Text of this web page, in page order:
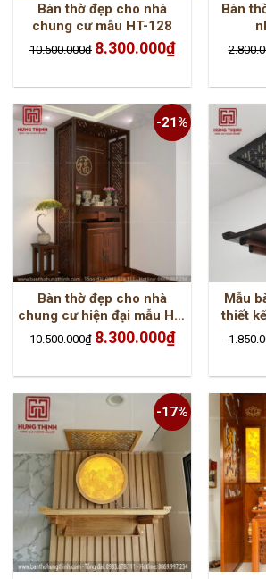
Bàn thờ đẹp cho nhà
chung cư mẫu HT-128
10.500.000₫ Giá
gốc
8.300.000₫Giá
hiện
8.300.000₫.
Bàn
-21%
Bàn thờ đẹp cho nhà
chung cư hiện đại mẫu HT-
295
10.500.000₫ Giá
gốc
8.300.000₫Giá
hiện
8.300.000₫.
Mẫu
thiết
-17%